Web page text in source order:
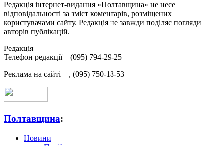
Редакція інтернет-видання «Полтавщина» не несе
відповідальності за зміст коментарів, розміщених
користувачами сайту. Редакція не завжди поділяє погляди
авторів публікацій.
Редакція –
Телефон редакції – (095) 794-29-25
Реклама на сайті – , (095) 750-18-53
Полтавщина:
Новини